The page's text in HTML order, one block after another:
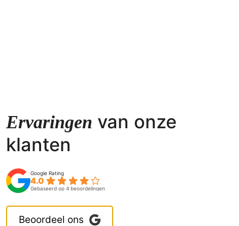
Ervaringen van onze
klanten
4.0
Gebaseerd op 4 beoordelingen
Beoordeel ons
Nvt
Meneer Schut verstaat zijn vak. Ons rieten
wat nieuw zink geplaatst worden. Het ziet